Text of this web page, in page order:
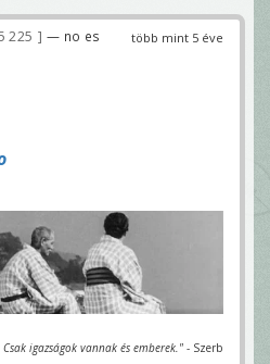
több mint 5 éve
225
— no es
igazságok vannak és emberek." - Szerb